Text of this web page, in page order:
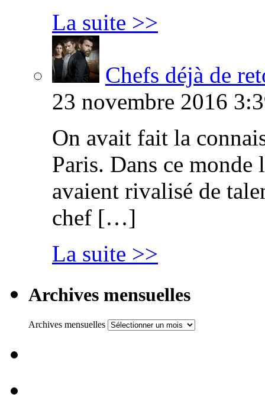
La suite >>
Chefs déjà de
23 novembre 2016
On avait fait la
Paris. Dans ce
avaient rivalisé de
chef […]
La suite >>
Archives mensuelles
Archives mensuelles